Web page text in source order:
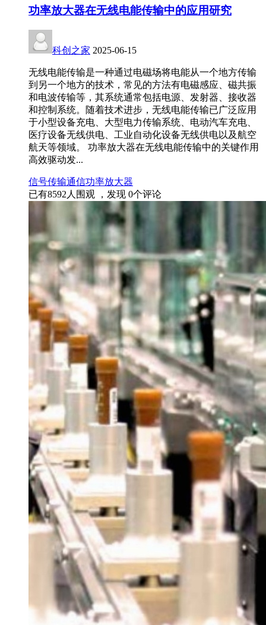
功率放大器在无线电能传输中的应用研究
科创之家 2025-06-15
无线电能传输是一种通过电磁场将电能从一个地方传输
到另一个地方的技术，常见的方法有电磁感应、磁共振
和电波传输等，其系统通常包括电源、发射器、接收器
和控制系统。随着技术进步，无线电能传输已广泛应用
于小型设备充电、大型电力传输系统、电动汽车充电、
医疗设备无线供电、工业自动化设备无线供电以及航空
航天等领域。 功率放大器在无线电能传输中的关键作用
高效驱动发...
信号传输通信功率放大器
已有8592 人围观 ，发现 0个评论